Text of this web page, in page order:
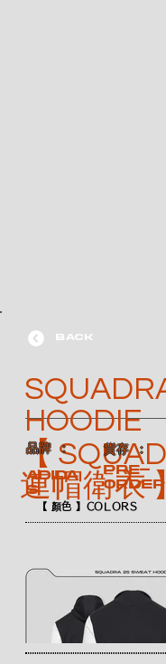
【 顏色 】COLORS
BACK
HOODIE
【
連帽衛衣
​品牌 ：
ADIDA
S
​貨存 ：
Pre-
order